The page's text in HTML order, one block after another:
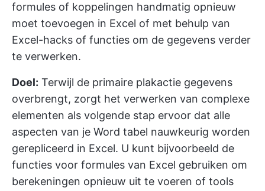
formules of koppelingen handmatig opnieuw
moet toevoegen in Excel of met behulp van
Excel-hacks of functies om de gegevens verder
te verwerken.
Doel: Terwijl de primaire plakactie gegevens
overbrengt, zorgt het verwerken van complexe
elementen als volgende stap ervoor dat alle
aspecten van je Word tabel nauwkeurig worden
gerepliceerd in Excel. U kunt bijvoorbeeld de
functies voor formules van Excel gebruiken om
berekeningen opnieuw uit te voeren of tools